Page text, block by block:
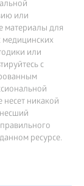
или
материалы для
медицинских
или
с
несет никакой
ресурсе.